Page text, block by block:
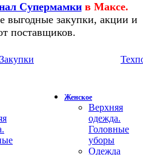
Супермамки в Максе.
выгодные закупки, акции и
поставщиков.
Закупки
Женское
Верхняя
одежда.
Головные
уборы
Одежда